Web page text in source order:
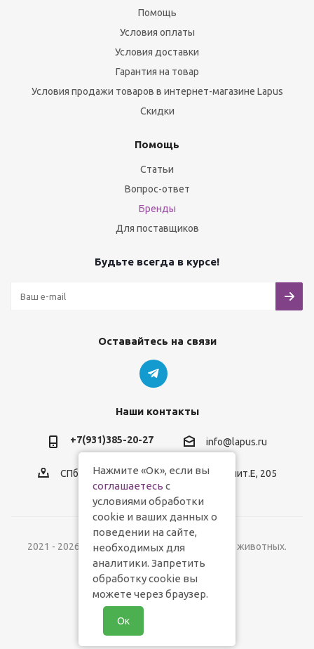
Помощь
Условия оплаты
Условия доставки
Гарантия на товар
Условия продажи товаров в интернет-магазине Lapus
Скидки
Помощь
Статьи
Вопрос-ответ
Бренды
Для поставщиков
Будьте всегда в курсе!
Оставайтесь на связи
Наши контакты
+7(931)385-20-27 info@lapus.ru
СПб, пр.Обуховской Обороны, д.116, лит.Е, 205
2021 - 2026 © Lapus.ru - магазин товаров для животных.
Нажмите «Ок», если вы
соглашаетесь с
условиями обработки
cookie и ваших данных о
поведении на сайте,
необходимых для
аналитики. Запретить
обработку cookie вы
можете через браузер.
Ок